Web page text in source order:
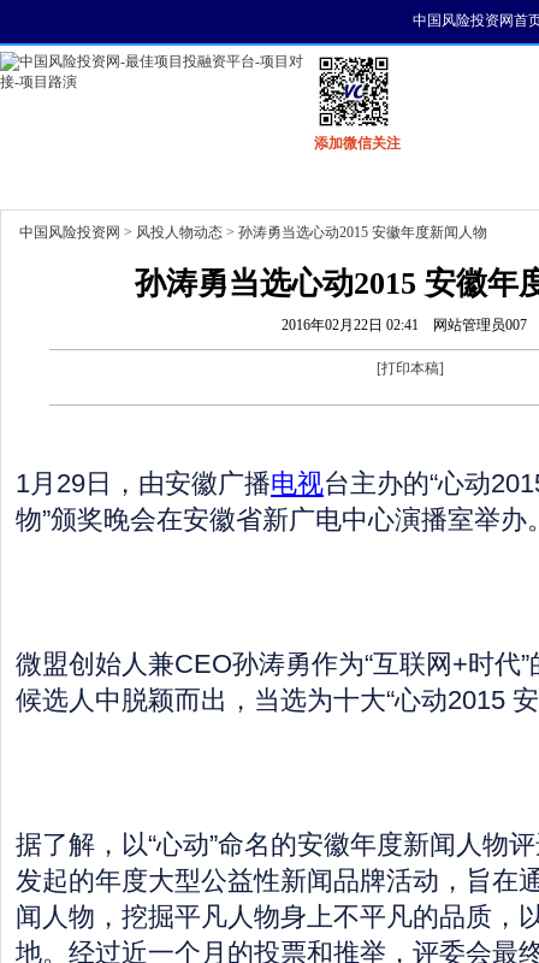
中国风险投资网首
添加微信关注
中国风险投资网 > 风投人物动态 > 孙涛勇当选心动2015 安徽年度新闻人物
孙涛勇当选心动2015 安徽年
2016年02月22日 02:41 网站管理员007
[打印本稿]
1月29日，由安徽广播电视台主办的“心动
物”颁奖晚会在安徽省新广电中心演播室举办
微盟创始人兼CEO孙涛勇作为“互联网+时代
候选人中脱颖而出，当选为十大“心动2015
据了解，以“心动”命名的安徽年度新闻人物
发起的年度大型公益性新闻品牌活动，旨在
闻人物，挖掘平凡人物身上不平凡的品质，
地。经过近一个月的投票和推举，评委会最